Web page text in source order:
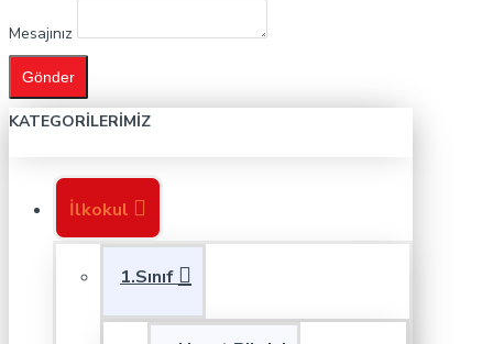
Mesajınız
Gönder
KATEGORILERIMIZ
İlkokul
1.Sınıf